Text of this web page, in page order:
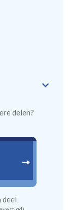
delen?
deel